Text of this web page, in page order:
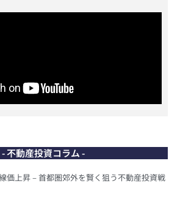
- 不動産投資コラム -
価上昇 – 首都圏郊外を賢く狙う不動産投資戦